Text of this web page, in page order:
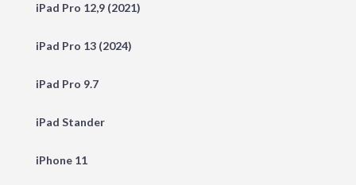
iPad Pro 12,9 (2021)
iPad Pro 13 (2024)
iPad Pro 9.7
iPad Stander
iPhone 11